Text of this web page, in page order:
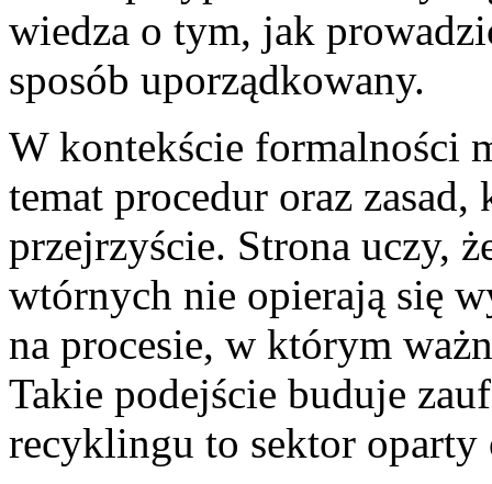
wiedza o tym, jak
sposób uporządkowany.
W kontekście formalności
temat procedur oraz
przejrzyście. Strona uczy,
wtórnych nie opierają się
na procesie, w którym
Takie podejście buduje
recyklingu to sektor oparty